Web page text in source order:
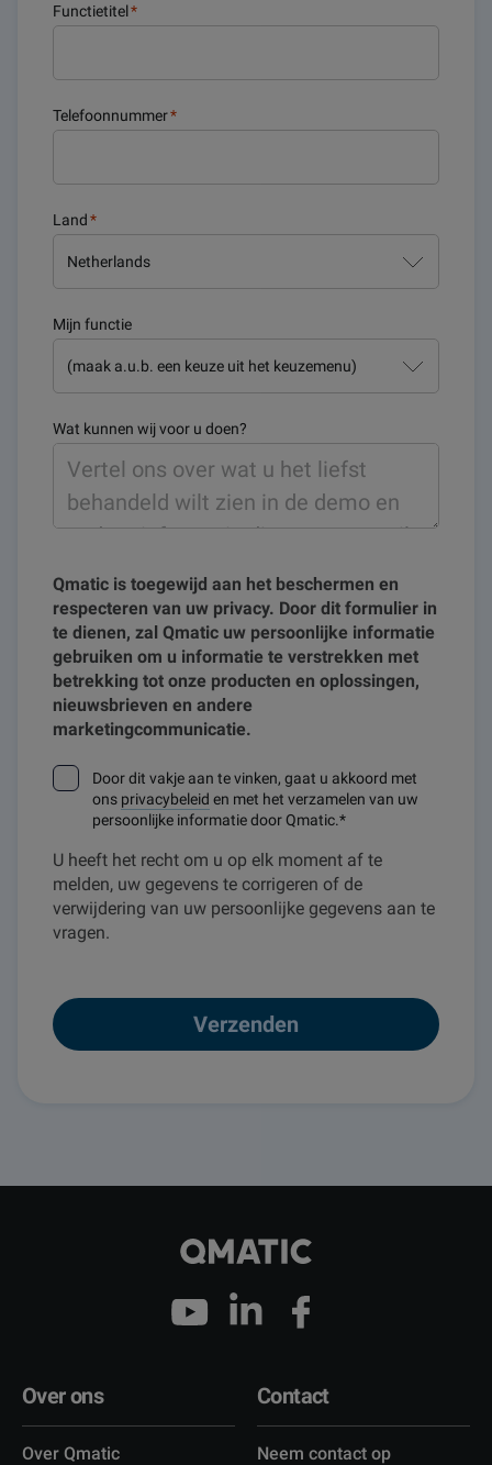
Functietitel*
Telefoonnummer*
Land*
Mijn functie
Wat kunnen wij voor u doen?
Qmatic is toegewijd aan het beschermen en
respecteren van uw privacy. Door dit formulier in
te dienen, zal Qmatic uw persoonlijke informatie
gebruiken om u informatie te verstrekken met
betrekking tot onze producten en oplossingen,
nieuwsbrieven en andere
marketingcommunicatie.
Door dit vakje aan te vinken, gaat u akkoord met
ons privacybeleid en met het verzamelen van uw
persoonlijke informatie door Qmatic.*
U heeft het recht om u op elk moment af te
melden, uw gegevens te corrigeren of de
verwijdering van uw persoonlijke gegevens aan te
vragen.
Over ons
Over Qmatic
Contact
Neem contact op